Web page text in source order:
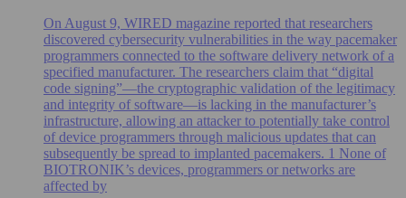
On August 9, WIRED magazine reported that researchers
discovered cybersecurity vulnerabilities in the way pacemaker
programmers connected to the software delivery network of a
specified manufacturer. The researchers claim that “digital
code signing”—the cryptographic validation of the legitimacy
and integrity of software—is lacking in the manufacturer’s
infrastructure, allowing an attacker to potentially take control
of device programmers through malicious updates that can
subsequently be spread to implanted pacemakers. 1 None of
BIOTRONIK’s devices, programmers or networks are
affected by